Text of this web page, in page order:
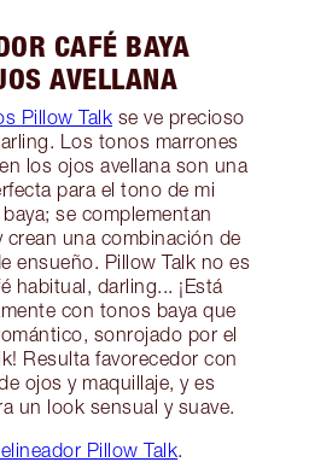
CAFÉ BAYA
AVELLANA
Pillow Talk se ve precioso
Los tonos marrones
los ojos avellana son una
para el tono de mi
se complementan
crean una combinación de
ensueño. Pillow Talk no es
habitual, darling... ¡Está
con tonos baya que
sonrojado por el
Resulta favorecedor con
ojos y maquillaje, y es
un look sensual y suave.
Pillow Talk